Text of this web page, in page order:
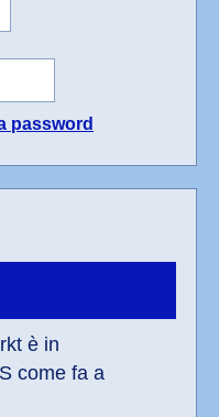
password
è in
come fa a